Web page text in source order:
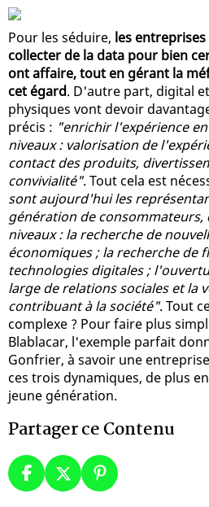
Pour les séduire, les
collecter de la data pour bien
ont affaire, tout en gérant la
cet égard. D'autre part, digital
physiques vont devoir
précis : "enrichir l'expérience
niveaux : valorisation de
contact des produits,
convivialité". Tout cela est
sont aujourd'hui les
génération de
niveaux : la recherche de
économiques ; la recherche de
technologies digitales ;
large de relations sociales et la
contribuant à la société". Tout
complexe ? Pour faire plus
Blablacar, l'exemple parfait
Gonfrier, à savoir une
ces trois dynamiques, de plus
jeune génération.
Partager ce Contenu